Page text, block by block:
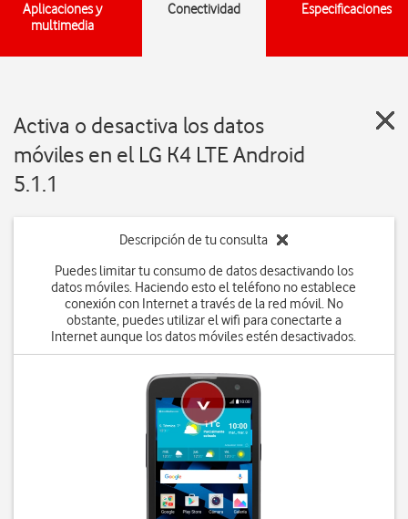
Aplicaciones y
multimedia
Conectividad Especificaciones
Activa o desactiva los datos
móviles en el LG K4 LTE Android
5.1.1
Descripción de tu consulta
Puedes limitar tu consumo de datos desactivando los
datos móviles. Haciendo esto el teléfono no establece
conexión con Internet a través de la red móvil. No
obstante, puedes utilizar el wifi para conectarte a
Internet aunque los datos móviles estén desactivados.